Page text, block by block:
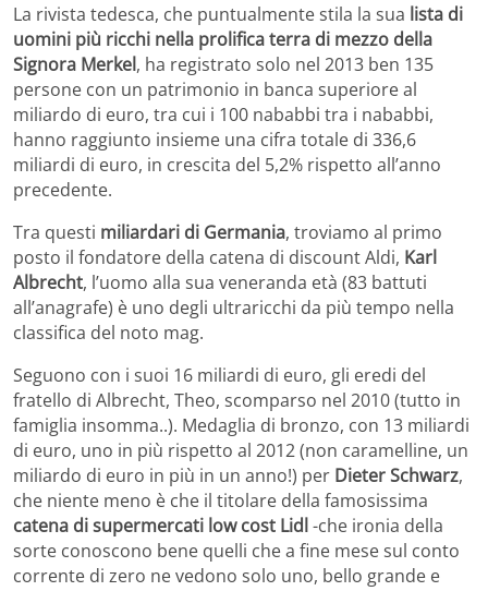
La rivista tedesca, che puntualmente stila la sua lista di
uomini più ricchi nella prolifica terra di mezzo della
Signora Merkel, ha registrato solo nel 2013 ben 135
persone con un patrimonio in banca superiore al
miliardo di euro, tra cui i 100 nababbi tra i nababbi,
hanno raggiunto insieme una cifra totale di 336,6
miliardi di euro, in crescita del 5,2% rispetto all’anno
precedente.
Tra questi miliardari di Germania, troviamo al primo
posto il fondatore della catena di discount Aldi, Karl
Albrecht, l’uomo alla sua veneranda età (83 battuti
all’anagrafe) è uno degli ultraricchi da più tempo nella
classifica del noto mag.
Seguono con i suoi 16 miliardi di euro, gli eredi del
fratello di Albrecht, Theo, scomparso nel 2010 (tutto in
famiglia insomma..). Medaglia di bronzo, con 13 miliardi
di euro, uno in più rispetto al 2012 (non caramelline, un
miliardo di euro in più in un anno!) per Dieter Schwarz,
che niente meno è che il titolare della famosissima
catena di supermercati low cost Lidl -che ironia della
sorte conoscono bene quelli che a fine mese sul conto
corrente di zero ne vedono solo uno, bello grande e